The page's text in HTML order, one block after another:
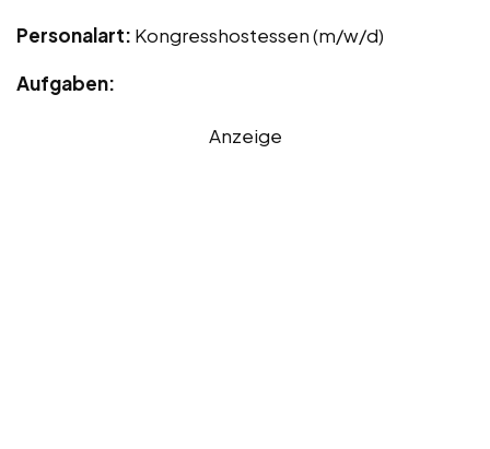
Personalart: Kongresshostessen (m/w/d)
Aufgaben:
Anzeige